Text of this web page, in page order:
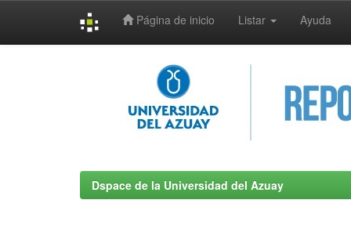
Página de inicio Listar Ayuda
Dspace de la Universidad del Azuay